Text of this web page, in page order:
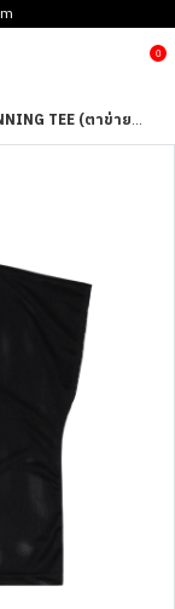
0
TEE (ตาข่ายแคบ)